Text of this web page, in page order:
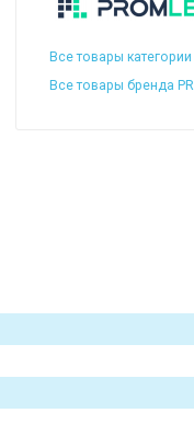
Все товары категории
Все товары бренда